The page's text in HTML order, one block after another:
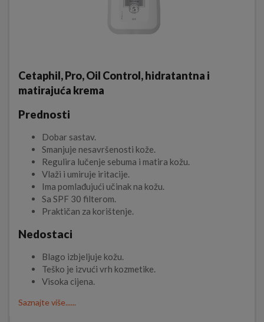
Cetaphil, Pro, Oil Control, hidratantna i
matirajuća krema
Prednosti
Dobar sastav.
Smanjuje nesavršenosti kože.
Regulira lučenje sebuma i matira kožu.
Vlaži i umiruje iritacije.
Ima pomlađujući učinak na kožu.
Sa SPF 30 filterom.
Praktičan za korištenje.
Nedostaci
Blago izbjeljuje kožu.
Teško je izvući vrh kozmetike.
Visoka cijena.
Saznajte više......